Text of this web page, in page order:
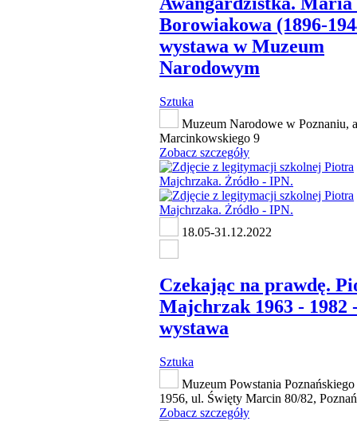
Borowiakowa (1896-
wystawa w Muzeum
Narodowym
Sztuka
Muzeum Narodowe w Poznaniu,
Marcinkowskiego 9
Zobacz szczegóły
18.05-31.12.2022
Czekając na prawdę.
Majchrzak 1963 - 1982
wystawa
Sztuka
Muzeum Powstania
1956, ul. Święty Marcin 80/82, Poznań
Zobacz szczegóły